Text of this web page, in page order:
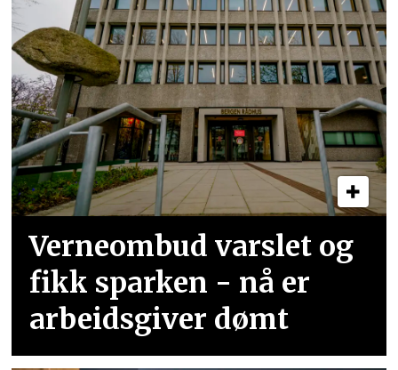
Verneombud varslet og
fikk sparken - nå er
arbeidsgiver dømt